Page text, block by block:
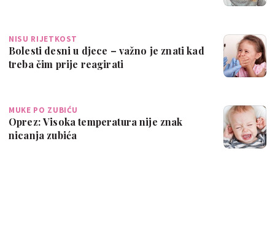
NISU RIJETKOST
Bolesti desni u djece – važno je znati kad
treba čim prije reagirati
MUKE PO ZUBIĆU
Oprez: Visoka temperatura nije znak
nicanja zubića